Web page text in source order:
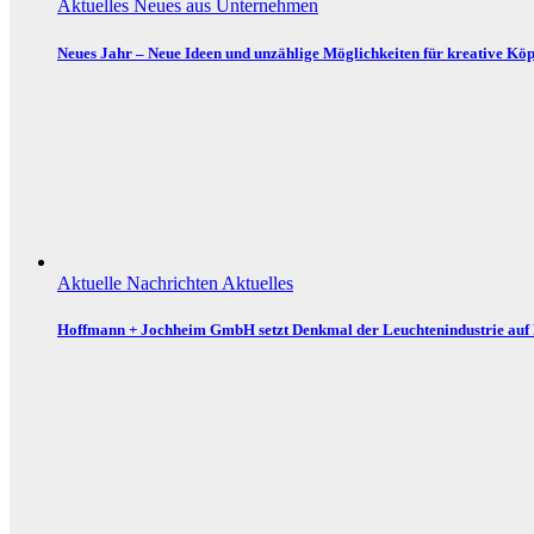
Aktuelles Neues aus Unternehmen
Neues Jahr – Neue Ideen und unzählige Möglichkeiten für kreative
Aktuelle Nachrichten Aktuelles
Hoffmann + Jochheim GmbH setzt Denkmal der Leuchtenindustrie auf